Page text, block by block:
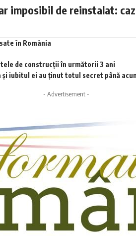
de reinstalat:
în România
de construcții în următorii 3 ani
iubitul ei au ținut totul secret până
- Advertisement -